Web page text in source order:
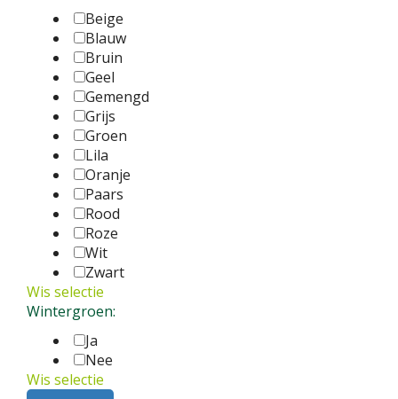
Beige
Blauw
Bruin
Geel
Gemengd
Grijs
Groen
Lila
Oranje
Paars
Rood
Roze
Wit
Zwart
Wis selectie
Wintergroen:
Ja
Nee
Wis selectie